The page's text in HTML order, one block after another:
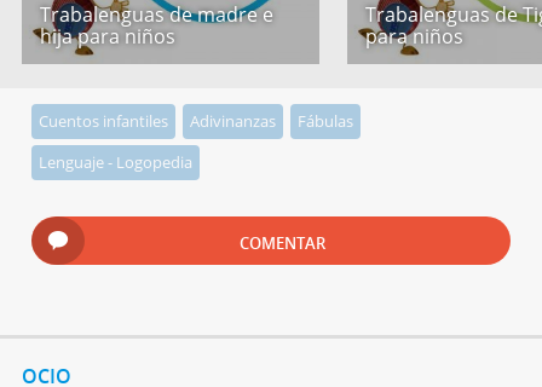
Trabalenguas de madre e
hija para niños
Trabalenguas de
para niños
Cuentos infantiles Adivinanzas
Fábulas
Lenguaje - Logopedia
COMENTAR
OCIO